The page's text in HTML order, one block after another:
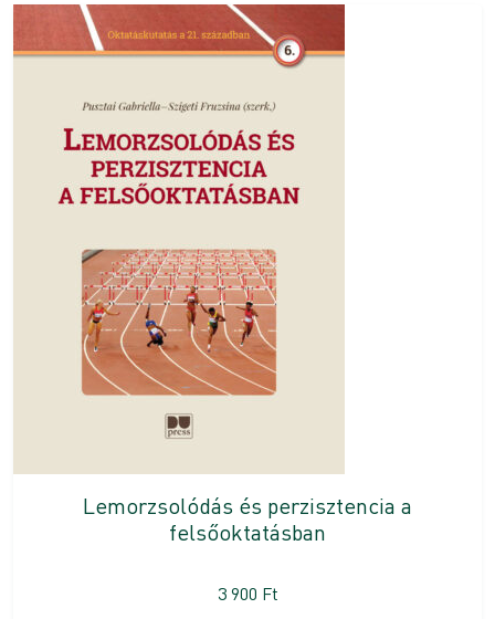
Lemorzsolódás és perzisztencia a
felsőoktatásban
3 900 Ft